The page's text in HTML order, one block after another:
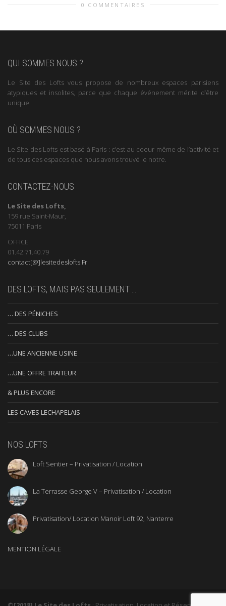
0 COMMENTAIRES
QUI SOMMES NOUS ?
Le Site des Lofts vous propose de nombreux espaces parisiens
atypiques et insolites, parce que chaque événement mérite d’être
unique.
OÙ SOMMES NOUS ?
Le Site des Lofts est basé à Paris : c’est au coeur même de l’activité et
de tous ces espaces que nous avons trouvé le notre.
CONTACTEZ-NOUS
Le Site des Lofts,
159 rue Saint-Maur,
75011 Paris
OFFICE
01.42.71.40.79
contact[@]lesitedeslofts.Fr
DES LOFTS, MAIS PAS SEULEMENT …
… DES PÉNICHES
… DES CLUBS
…UNE ANCIENNE USINE
…UNE OFFRE TRAITEUR
& PLUS ENCORE
LES CAVES LECHAPELAIS
NOS LOFTS
Loft Sentier – Privatisation / Location
La Terrasse George V – Privatisation / Location
Privatisation/ Location Manoir Loft 92, Nanterre
MENTION LÉGALE